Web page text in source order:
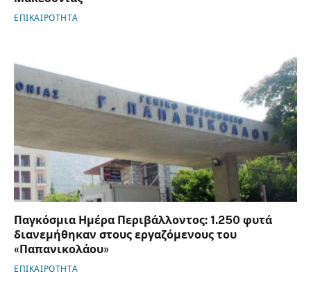
ΕΠΙΚΑΙΡΟΤΗΤΑ
Παγκόσμια Ημέρα Περιβάλλοντος: 1.250 φυτά
διανεμήθηκαν στους εργαζόμενους του
«Παπανικολάου»
ΕΠΙΚΑΙΡΟΤΗΤΑ